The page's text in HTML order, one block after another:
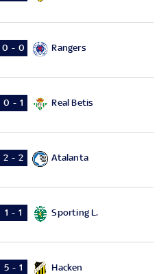
0 - 0 Rangers
0 - 1 Real Betis
2 - 2 Atalanta
1 - 1 Sporting L.
5 - 1 Hacken